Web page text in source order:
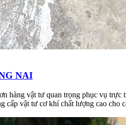
NAI
vật tư quan trọng phục vụ trực
vật tư cơ khí chất lượng cao cho